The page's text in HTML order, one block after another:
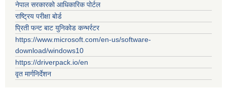
नेपाल सरकारको आधिकारिक पोर्टल
राष्ट्रिय परीक्षा बोर्ड
प्रिती फन्ट बाट युनिकोड कन्भर्रटर
https://www.microsoft.com/en-us/software-
download/windows10
https://driverpack.io/en
वृत मार्गनिर्देशन